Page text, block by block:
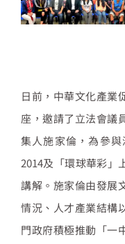
日前，中華文化產業
座，邀請了立法會議
集人施家倫，為參
2014及「環球華彩」
講解。施家倫由發展
情況、人才產業結構
門政府積極推動「一